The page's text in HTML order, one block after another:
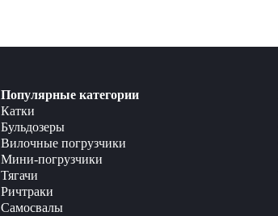
Популярные категории
Катки
Бульдозеры
Вилочные погрузчики
Мини-погрузчики
Тягачи
Ричтраки
Самосвалы